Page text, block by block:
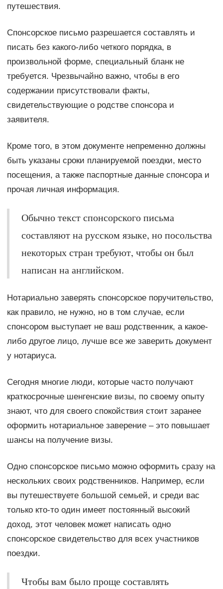
путешествия.
Спонсорское письмо разрешается составлять и
писать без какого-либо четкого порядка, в
произвольной форме, специальный бланк не
требуется. Чрезвычайно важно, чтобы в его
содержании присутствовали факты,
свидетельствующие о родстве спонсора и
заявителя.
Кроме того, в этом документе непременно должны
быть указаны сроки планируемой поездки, место
посещения, а также паспортные данные спонсора и
прочая личная информация.
Обычно текст спонсорского письма
составляют на русском языке, но посольства
некоторых стран требуют, чтобы он был
написан на английском.
Нотариально заверять спонсорское поручительство,
как правило, не нужно, но в том случае, если
спонсором выступает не ваш родственник, а какое-
либо другое лицо, лучше все же заверить документ
у нотариуса.
Сегодня многие люди, которые часто получают
краткосрочные шенгенские визы, по своему опыту
знают, что для своего спокойствия стоит заранее
оформить нотариальное заверение – это повышает
шансы на получение визы.
Одно спонсорское письмо можно оформить сразу на
нескольких своих родственников. Например, если
вы путешествуете большой семьей, и среди вас
только кто-то один имеет постоянный высокий
доход, этот человек может написать одно
спонсорское свидетельство для всех участников
поездки.
Чтобы вам было проще составлять